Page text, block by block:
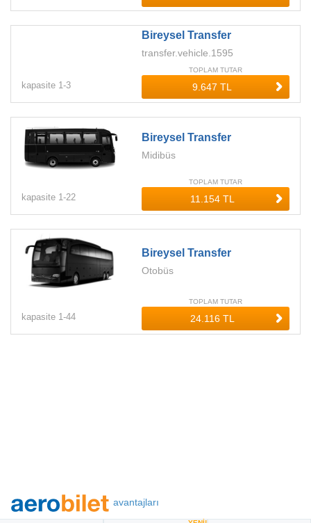
Bireysel Transfer
transfer.vehicle.1595
kapasite 1-3
TOPLAM TUTAR
Bireysel Transfer
Midibüs
kapasite 1-22
TOPLAM TUTAR
Bireysel Transfer
Otobüs
kapasite 1-44
TOPLAM TUTAR
avantajları